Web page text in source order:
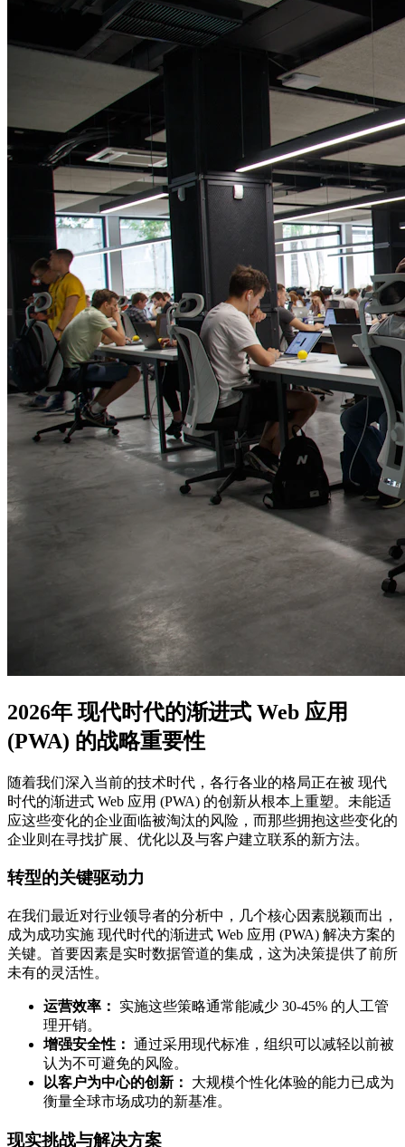
2026年 现代时代的渐进式 Web 应用
(PWA) 的战略重要性
随着我们深入当前的技术时代，各行各业的格局正在被 现代
时代的渐进式 Web 应用 (PWA) 的创新从根本上重塑。未能适
应这些变化的企业面临被淘汰的风险，而那些拥抱这些变化的
企业则在寻找扩展、优化以及与客户建立联系的新方法。
转型的关键驱动力
在我们最近对行业领导者的分析中，几个核心因素脱颖而出，
成为成功实施 现代时代的渐进式 Web 应用 (PWA) 解决方案的
关键。首要因素是实时数据管道的集成，这为决策提供了前所
未有的灵活性。
运营效率：
实施这些策略通常能减少 30-45% 的人工管
理开销。
增强安全性： 通过采用现代标准，组织可以减轻以前被
认为不可避免的风险。
以客户为中心的创新：
大规模个性化体验的能力已成为
衡量全球市场成功的新基准。
现实挑战与解决方案